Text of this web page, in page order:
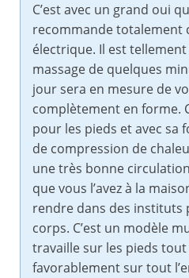
C’est avec un grand oui
recommande totalement
électrique. Il est
massage de quelques
jour sera en mesure de
complètement en forme.
pour les pieds et avec sa
de compression de
une très bonne
que vous l’avez à la
rendre dans des instituts
corps. C’est un modèle
travaille sur les pieds
favorablement sur tout